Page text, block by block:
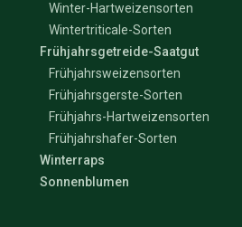
Winter-Hartweizensorten
Wintertriticale-Sorten
Frühjahrsgetreide-Saatgut
Frühjahrsweizensorten
Frühjahrsgerste-Sorten
Frühjahrs-Hartweizensorten
Frühjahrshafer-Sorten
Winterraps
Sonnenblumen